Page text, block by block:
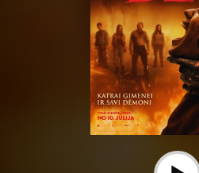
Мероприятия
Новости
Подарки